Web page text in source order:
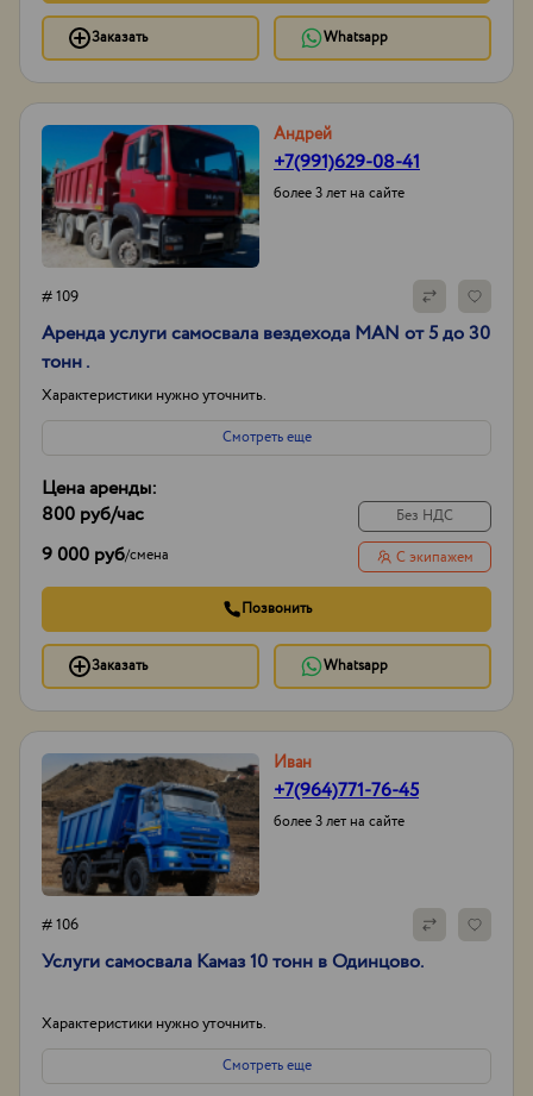
Заказать Whatsapp
Андрей
+7(991)629-08-41
более 3 лет на сайте
# 109
Аренда услуги самосвала вездехода MAN от 5 до 30
тонн .
Характеристики нужно уточнить.
Смотреть еще
Цена аренды:
800 руб/час
9 000 руб/смена
Без НДС
С экипажем
Позвонить
Заказать Whatsapp
Иван
+7(964)771-76-45
более 3 лет на сайте
# 106
Услуги самосвала Камаз 10 тонн в Одинцово.
Характеристики нужно уточнить.
Смотреть еще